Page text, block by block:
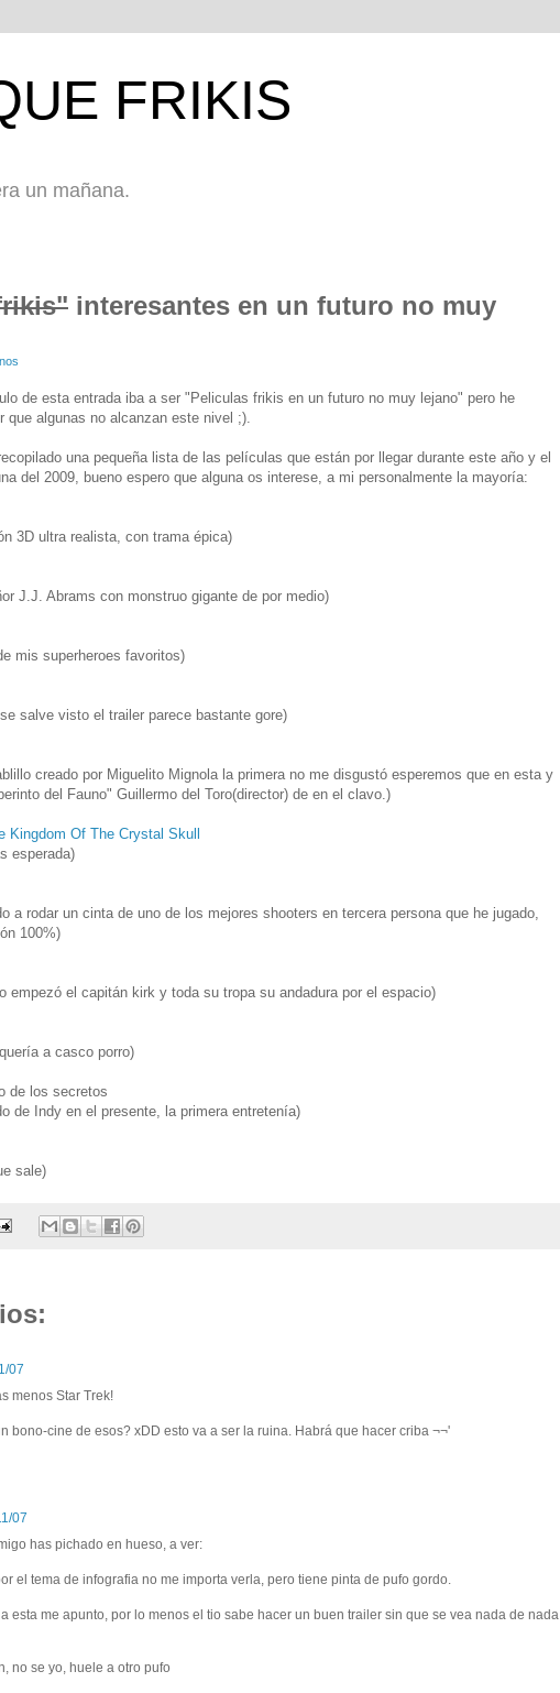
FRIKIS
un mañana.
interesantes en un futuro no muy
de esta entrada iba a ser "Peliculas frikis en un futuro no muy lejano" pero he
que algunas no alcanzan este nivel ;).
una pequeña lista de las películas que están por llegar durante este año y el
del 2009, bueno espero que alguna os interese, a mi personalmente la mayoría:
3D ultra realista, con trama épica)
J.J. Abrams con monstruo gigante de por medio)
mis superheroes favoritos)
salve visto el trailer parece bastante gore)
creado por Miguelito Mignola la primera no me disgustó esperemos que en esta y
del Fauno" Guillermo del Toro(director) de en el clavo.)
Kingdom Of The Crystal Skull
esperada)
a rodar un cinta de uno de los mejores shooters en tercera persona que he jugado,
100%)
empezó el capitán kirk y toda su tropa su andadura por el espacio)
a casco porro)
de los secretos
de Indy en el presente, la primera entretenía)
sale)
07
menos Star Trek!
bono-cine de esos? xDD esto va a ser la ruina. Habrá que hacer criba ¬¬'
07
has pichado en hueso, a ver:
el tema de infografia no me importa verla, pero tiene pinta de pufo gordo.
esta me apunto, por lo menos el tio sabe hacer un buen trailer sin que se vea nada de nada
no se yo, huele a otro pufo